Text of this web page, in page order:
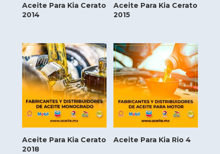
Aceite Para Kia Cerato
2014
Aceite Para Kia Cerato
2015
Aceite Para Kia Cerato
2018
Aceite Para Kia Rio 4